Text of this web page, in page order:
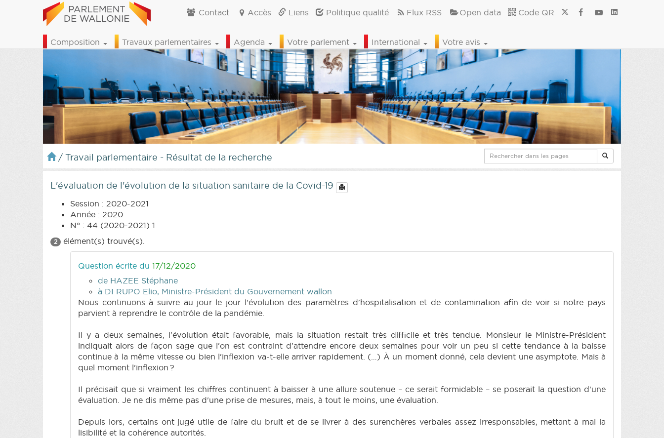
Contact Accès Liens Politique qualité Flux RSS Open data Code QR
Composition Travaux parlementaires Agenda Votre parlement International Votre avis
/ Travail parlementaire - Résultat de la recherche
L'évaluation de l'évolution de la situation sanitaire de la Covid-19
Session : 2020-2021
Année : 2020
N° : 44 (2020-2021) 1
2 élément(s) trouvé(s).
Question écrite du 17/12/2020
de HAZEE Stéphane
à DI RUPO Elio, Ministre-Président du Gouvernement wallon
Nous continuons à suivre au jour le jour l'évolution des paramètres d'hospitalisation et de contamination afin de voir si notre pays
parvient à reprendre le contrôle de la pandémie.
Il y a deux semaines, l'évolution était favorable, mais la situation restait très difficile et très tendue. Monsieur le Ministre-Président
indiquait alors de façon sage que l'on est contraint d'attendre encore deux semaines pour voir un peu si cette tendance à la baisse
continue à la même vitesse ou bien l'inflexion va-t-elle arriver rapidement. (…) À un moment donné, cela devient une asymptote. Mais à
quel moment l'inflexion ?
Il précisait que si vraiment les chiffres continuent à baisser à une allure soutenue – ce serait formidable – se poserait la question d'une
évaluation. Je ne dis même pas d'une prise de mesures, mais, à tout le moins, une évaluation.
Depuis lors, certains ont jugé utile de faire du bruit et de se livrer à des surenchères verbales assez irresponsables, mettant à mal la
lisibilité et la cohérence autorités.